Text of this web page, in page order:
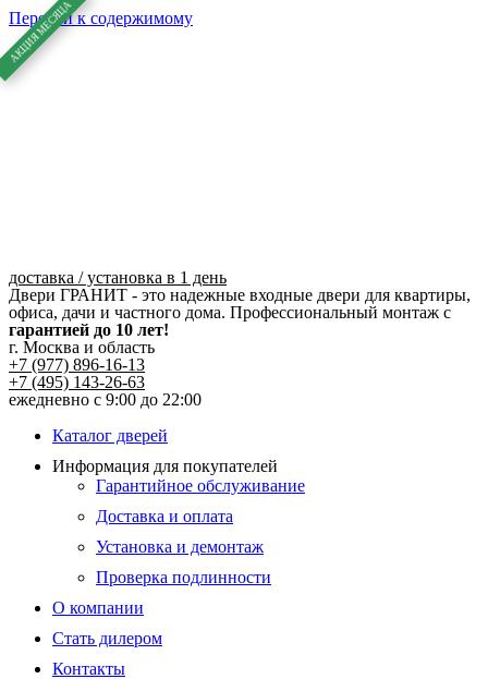
Перейти к содержимому
доставка / установка в 1 день
Двери ГРАНИТ - это надежные входные двери для квартиры,
офиса, дачи и частного дома. Профессиональный монтаж с
гарантией до 10 лет!
г. Москва и область
+7 (977) 896-16-13
+7 (495) 143-26-63
ежедневно с 9:00 до 22:00
Каталог дверей
Информация для покупателей
Гарантийное обслуживание
Доставка и оплата
Установка и демонтаж
Проверка подлинности
О компании
Стать дилером
Контакты